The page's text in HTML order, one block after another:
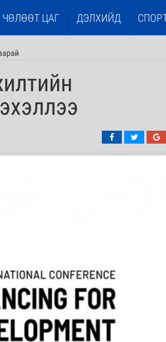
ЧӨЛӨӨТ ЦАГ ДЭЛХИЙД